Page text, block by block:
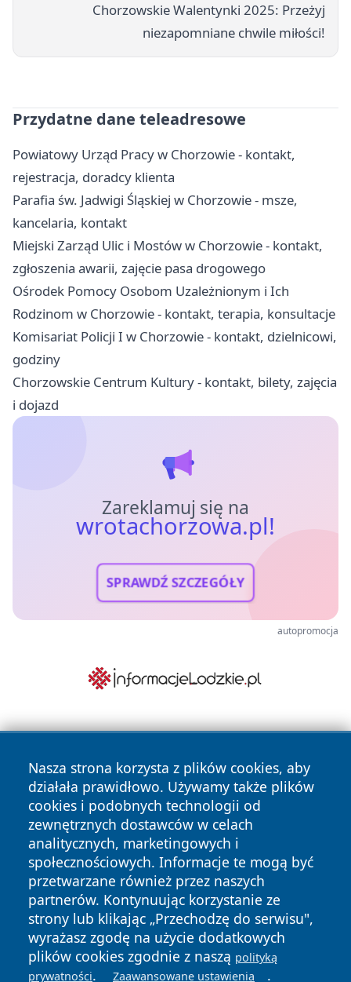
Chorzowskie Walentynki 2025: Przeżyj
niezapomniane chwile miłości!
Przydatne dane teleadresowe
Powiatowy Urząd Pracy w Chorzowie - kontakt,
rejestracja, doradcy klienta
Parafia św. Jadwigi Śląskiej w Chorzowie - msze,
kancelaria, kontakt
Miejski Zarząd Ulic i Mostów w Chorzowie - kontakt,
zgłoszenia awarii, zajęcie pasa drogowego
Ośrodek Pomocy Osobom Uzależnionym i Ich
Rodzinom w Chorzowie - kontakt, terapia, konsultacje
Komisariat Policji I w Chorzowie - kontakt, dzielnicowi,
godziny
Chorzowskie Centrum Kultury - kontakt, bilety, zajęcia
i dojazd
Zareklamuj się na
wrotachorzowa.pl!
SPRAWDŹ SZCZEGÓŁY
autopromocja
Nasza strona korzysta z plików cookies, aby
działała prawidłowo. Używamy także plików
cookies i podobnych technologii od
zewnętrznych dostawców w celach
analitycznych, marketingowych i
społecznościowych. Informacje te mogą być
przetwarzane również przez naszych
partnerów. Kontynuując korzystanie ze
strony lub klikając „Przechodzę do serwisu",
wyrażasz zgodę na użycie dodatkowych
plików cookies zgodnie z naszą polityką
prywatności. Zaawansowane ustawienia .
Copyright © 2026 wrotachorzowa.pl Wszystkie prawa
zastrzeżone.
News Autorzy
Polityka
Prywatności
Polityka
Cookies